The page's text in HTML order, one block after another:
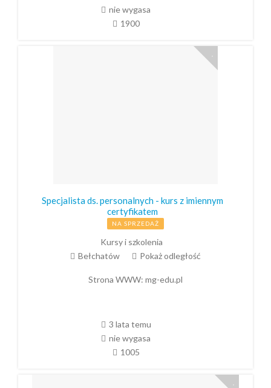
nie wygasa
1900
Specjalista ds. personalnych - kurs z imiennym
certyfikatem
NA SPRZEDAŻ
Kursy i szkolenia
Bełchatów
Pokaż odległość
Strona WWW: mg-edu.pl
3 lata temu
nie wygasa
1005